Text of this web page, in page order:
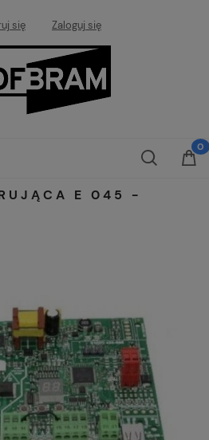
się Zaloguj się
E 045 -